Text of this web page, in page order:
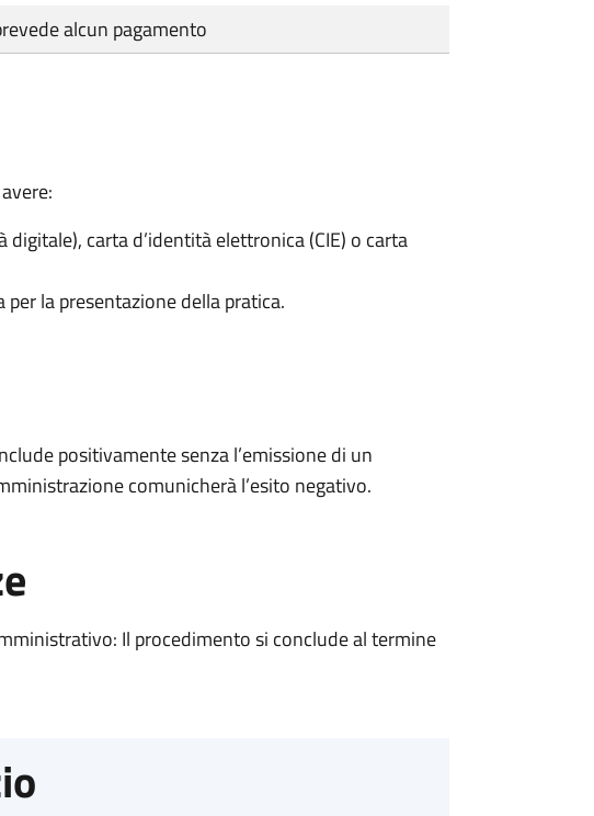
alcun pagamento
carta d’identità elettronica (CIE) o carta
la presentazione della pratica.
positivamente senza l’emissione di un
comunicherà l’esito negativo.
Il procedimento si conclude al termine